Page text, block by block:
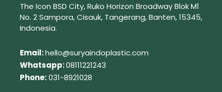
The Icon BSD City, Ruko Horizon Broadway Blok M1
No. 2Sampora, Cisauk, Tangerang,Banten, 15345,
Indonesia.
Email:hello@suryaindoplastic.com
Whatsapp:08111221243
Phone:031-8921028